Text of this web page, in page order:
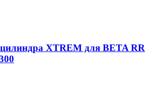
XTREM для BETA RR